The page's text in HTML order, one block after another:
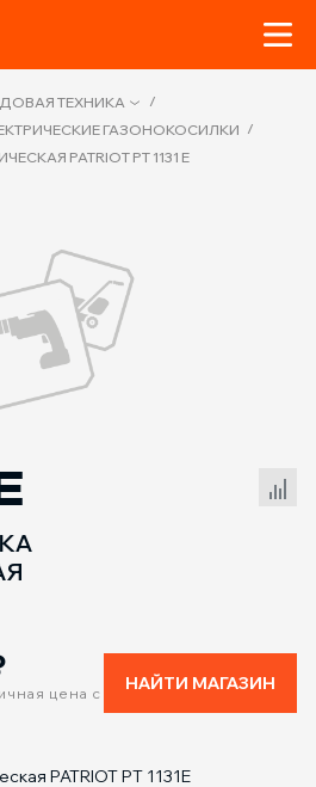
ТЕХНИКА
/
ГАЗОНОКОСИЛКИ /
PATRIOT PT 1131 E
цена с
НАЙТИ МАГАЗИН
PATRIOT PT 1131E